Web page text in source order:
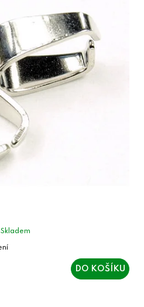
Skladem
DO KOŠÍKU